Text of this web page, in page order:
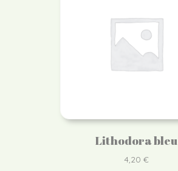
Lithodora bleu
4,20 €